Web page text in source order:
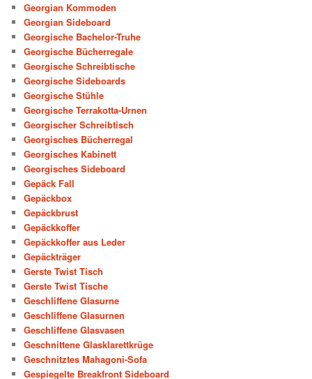
Georgian Kommoden
Georgian Sideboard
Georgische Bachelor-Truhe
Georgische Bücherregale
Georgische Schreibtische
Georgische Sideboards
Georgische Stühle
Georgische Terrakotta-Urnen
Georgischer Schreibtisch
Georgisches Bücherregal
Georgisches Kabinett
Georgisches Sideboard
Gepäck Fall
Gepäckbox
Gepäckbrust
Gepäckkoffer
Gepäckkoffer aus Leder
Gepäckträger
Gerste Twist Tisch
Gerste Twist Tische
Geschliffene Glasurne
Geschliffene Glasurnen
Geschliffene Glasvasen
Geschnittene Glasklarettkrüge
Geschnitztes Mahagoni-Sofa
Gespiegelte Breakfront Sideboard